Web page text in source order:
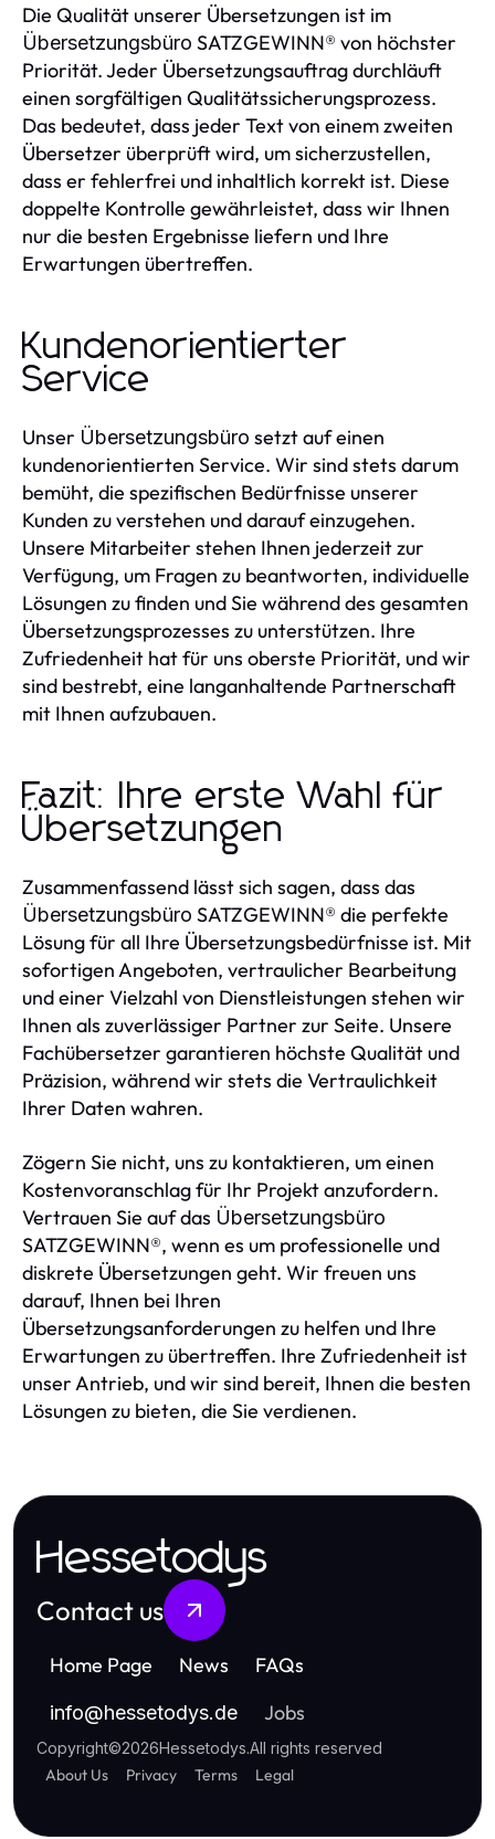
Die Qualität unserer Übersetzungen ist im
Übersetzungsbüro SATZGEWINN® von höchster
Priorität. Jeder Übersetzungsauftrag durchläuft
einen sorgfältigen Qualitätssicherungsprozess.
Das bedeutet, dass jeder Text von einem zweiten
Übersetzer überprüft wird, um sicherzustellen,
dass er fehlerfrei und inhaltlich korrekt ist. Diese
doppelte Kontrolle gewährleistet, dass wir Ihnen
nur die besten Ergebnisse liefern und Ihre
Erwartungen übertreffen.
Kundenorientierter
Service
Unser Übersetzungsbüro setzt auf einen
kundenorientierten Service. Wir sind stets darum
bemüht, die spezifischen Bedürfnisse unserer
Kunden zu verstehen und darauf einzugehen.
Unsere Mitarbeiter stehen Ihnen jederzeit zur
Verfügung, um Fragen zu beantworten, individuelle
Lösungen zu finden und Sie während des gesamten
Übersetzungsprozesses zu unterstützen. Ihre
Zufriedenheit hat für uns oberste Priorität, und wir
sind bestrebt, eine langanhaltende Partnerschaft
mit Ihnen aufzubauen.
Fazit: Ihre erste Wahl für
Übersetzungen
Zusammenfassend lässt sich sagen, dass das
Übersetzungsbüro SATZGEWINN® die perfekte
Lösung für all Ihre Übersetzungsbedürfnisse ist. Mit
sofortigen Angeboten, vertraulicher Bearbeitung
und einer Vielzahl von Dienstleistungen stehen wir
Ihnen als zuverlässiger Partner zur Seite. Unsere
Fachübersetzer garantieren höchste Qualität und
Präzision, während wir stets die Vertraulichkeit
Ihrer Daten wahren.
Zögern Sie nicht, uns zu kontaktieren, um einen
Kostenvoranschlag für Ihr Projekt anzufordern.
Vertrauen Sie auf das Übersetzungsbüro
SATZGEWINN®, wenn es um professionelle und
diskrete Übersetzungen geht. Wir freuen uns
darauf, Ihnen bei Ihren
Übersetzungsanforderungen zu helfen und Ihre
Erwartungen zu übertreffen. Ihre Zufriedenheit ist
unser Antrieb, und wir sind bereit, Ihnen die besten
Lösungen zu bieten, die Sie verdienen.
Hessetodys
Contact us
Home Page News FAQs
info@hessetodys.de Jobs
Copyright©2026Hessetodys.All rights reserved
About Us Privacy Terms Legal